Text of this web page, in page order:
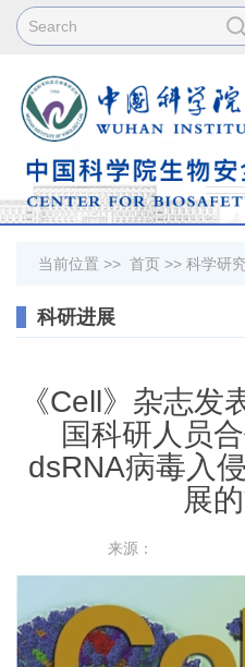
当前位置 >> 首页 >> 科学研究
科研进展
《Cell》杂志发
国科研人员
dsRNA病毒入
展
来源：